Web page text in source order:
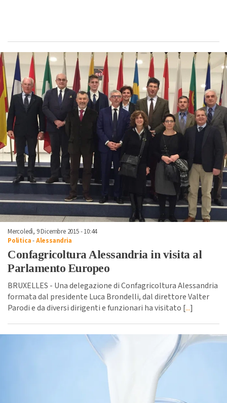
Mercoledì, 9 Dicembre 2015 - 10:44
Politica-Alessandria
Confagricoltura Alessandria in visita al
Parlamento Europeo
BRUXELLES - Una delegazione di Confagricoltura Alessandria
formata dal presidente Luca Brondelli, dal direttore Valter
Parodi e da diversi dirigenti e funzionari ha visitato [...]